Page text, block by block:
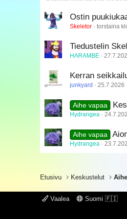
Ostin
Skeletor torstaina
Tiedustelin
HARAMBE
Kerran
junkyard 25.7.2026
Aihe vapaa
Hydrangea
Aihe vapaa
Hydrangea
Etusivu Keskustelut
Vaalea Suomi 🇫🇮